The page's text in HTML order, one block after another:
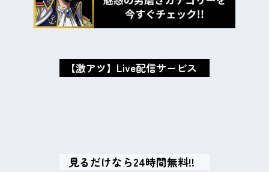
oxMISAox
【激アツ】Live配信サービス
見るだけなら24時間無料!!